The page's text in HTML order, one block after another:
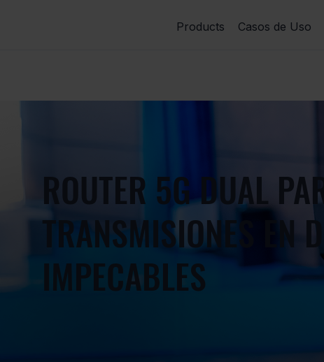
Products Casos de Uso
ROUTER 5G DUAL
TRANSMISIONES EN
IMPECABLES